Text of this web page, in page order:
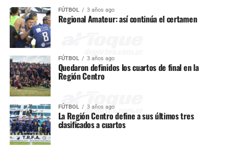
FÚTBOL 3 años ago
Regional Amateur: así continúa el certamen
FÚTBOL 3 años ago
Quedaron definidos los cuartos de final en la
Región Centro
FÚTBOL 3 años ago
La Región Centro define a sus últimos tres
clasificados a cuartos